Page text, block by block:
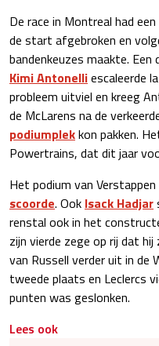
De race in Montreal had
de start afgebroken en
bandenkeuzes maakte. Een
Kimi Antonelliescaleerde
probleem uitviel en kreeg
de McLarens na de
podiumplekkon pakken.
Powertrains, dat dit jaar
Het podium van
scoorde. Ook Isack Hadjar
renstal ook in het
zijn vierde zege op rij dat
van Russell verder uit in de
tweede plaats en Leclercs
punten was geslonken.
Lees ook